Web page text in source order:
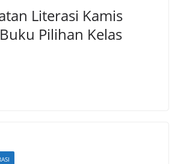
Literasi Kamis
Pilihan Kelas